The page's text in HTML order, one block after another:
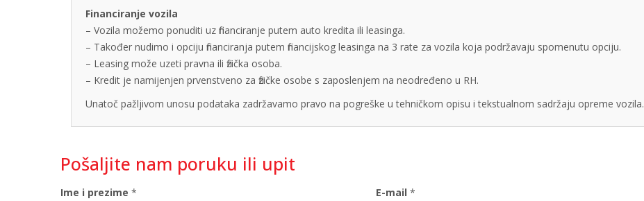
Financiranje vozila
– Vozila možemo ponuditi uz financiranje putem auto kredita ili leasinga.
– Također nudimo i opciju financiranja putem financijskog leasinga na 3 rate za vozila koja podržavaju spomenutu opciju.
– Leasing može uzeti pravna ili fizička osoba.
– Kredit je namijenjen prvenstveno za fizičke osobe s zaposlenjem na neodređeno u RH.
Unatoč pažljivom unosu podataka zadržavamo pravo na pogreške u tehničkom opisu i tekstualnom sadržaju opreme vozila.
Pošaljite nam poruku ili upit
Ime i prezime * E-mail *